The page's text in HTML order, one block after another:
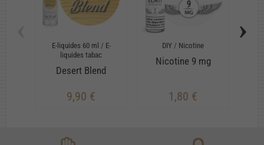
E-liquides 60 ml / E-
liquides tabac
Desert Blend
9,90 €
DIY / Nicotine
Nicotine 9 mg
1,80 €
›